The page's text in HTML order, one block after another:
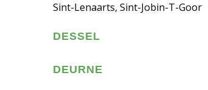
Sint-Lenaarts, Sint-Jobin-T-Goor
DESSEL
DEURNE